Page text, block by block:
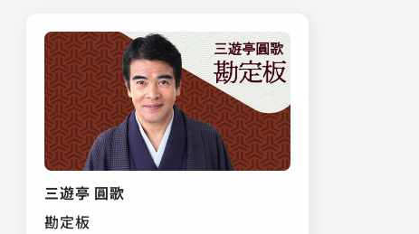
三遊亭 圓歌
勘定板